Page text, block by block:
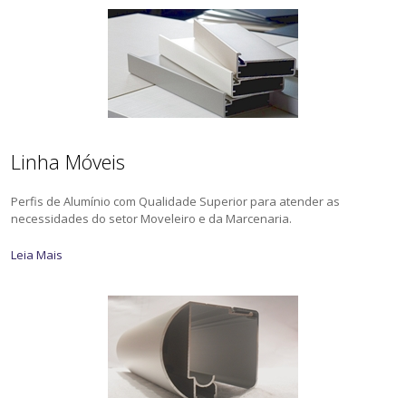
Linha Móveis
Perfis de Alumínio com Qualidade Superior para atender as
necessidades do setor Moveleiro e da Marcenaria.
Leia Mais